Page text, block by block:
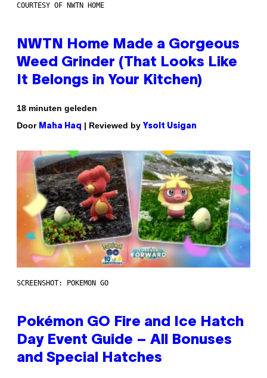
COURTESY OF NWTN HOME
NWTN Home Made a Gorgeous
Weed Grinder (That Looks Like
It Belongs in Your Kitchen)
18 minuten geleden
Door Maha Haq | Reviewed by Ysolt Usigan
SCREENSHOT: POKEMON GO
Pokémon GO Fire and Ice Hatch
Day Event Guide – All Bonuses
and Special Hatches